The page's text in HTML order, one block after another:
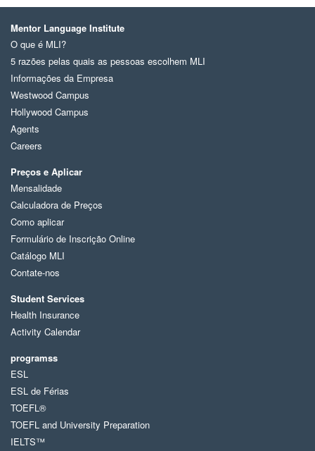
Mentor Language Institute
O que é MLI?
5 razões pelas quais as pessoas escolhem MLI
Informações da Empresa
Westwood Campus
Hollywood Campus
Agents
Careers
Preços e Aplicar
Mensalidade
Calculadora de Preços
Como aplicar
Formulário de Inscrição Online
Catálogo MLI
Contate-nos
Student Services
Health Insurance
Activity Calendar
programss
ESL
ESL de Férias
TOEFL®
TOEFL and University Preparation
IELTS™